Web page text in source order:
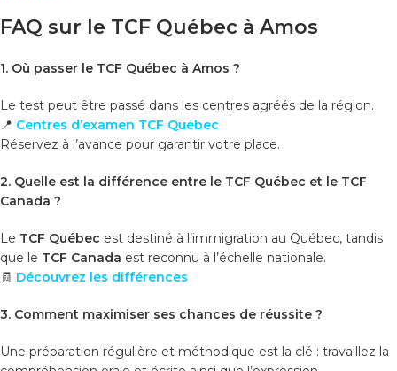
FAQ sur le TCF Québec à Amos
1. Où passer le TCF Québec à Amos ?
Le test peut être passé dans les centres agréés de la région.
📍 Centres d’examen TCF Québec
Réservez à l’avance pour garantir votre place.
2. Quelle est la différence entre le TCF Québec et le TCF
Canada ?
Le TCF Québec est destiné à l’immigration au Québec, tandis
que le TCF Canada est reconnu à l’échelle nationale.
🧾 Découvrez les différences
3. Comment maximiser ses chances de réussite ?
Une préparation régulière et méthodique est la clé : travaillez la